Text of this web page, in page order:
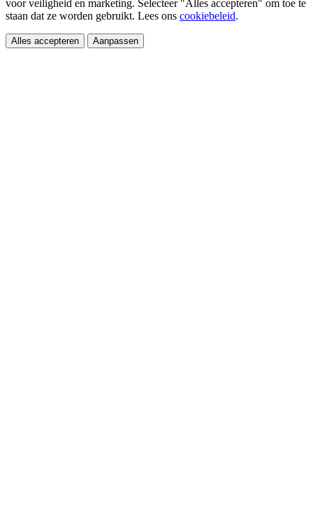
voor veiligheid en marketing. Selecteer "Alles accepteren" om toe te
staan dat ze worden gebruikt. Lees ons cookiebeleid.
Alles accepteren Aanpassen